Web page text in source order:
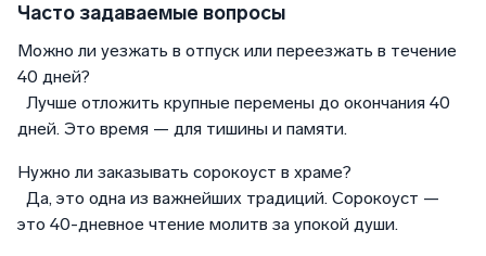
Часто задаваемые вопросы
Можно ли уезжать в отпуск или переезжать в течение
40 дней?
Лучше отложить крупные перемены до окончания 40
дней. Это время — для тишины и памяти.
Нужно ли заказывать сорокоуст в храме?
Да, это одна из важнейших традиций. Сорокоуст —
это 40-дневное чтение молитв за упокой души.